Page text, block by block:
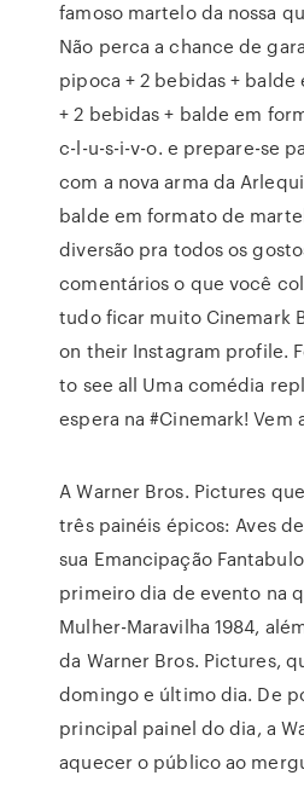
famoso martelo da nossa
Não perca a chance de
pipoca + 2 bebidas +
+ 2 bebidas + balde em
c-l-u-s-i-v-o. e prepare-se
com a nova arma da
balde em formato de
diversão pra todos os
comentários o que você
tudo ficar muito Cinemark
on their Instagram profile.
to see all Uma comédia
espera na #Cinemark! Vem
A Warner Bros. Pictures
três painéis épicos: Aves
sua Emancipação
primeiro dia de evento na
Mulher-Maravilha 1984,
da Warner Bros. Pictures,
domingo e último dia. De
principal painel do dia, a
aquecer o público ao